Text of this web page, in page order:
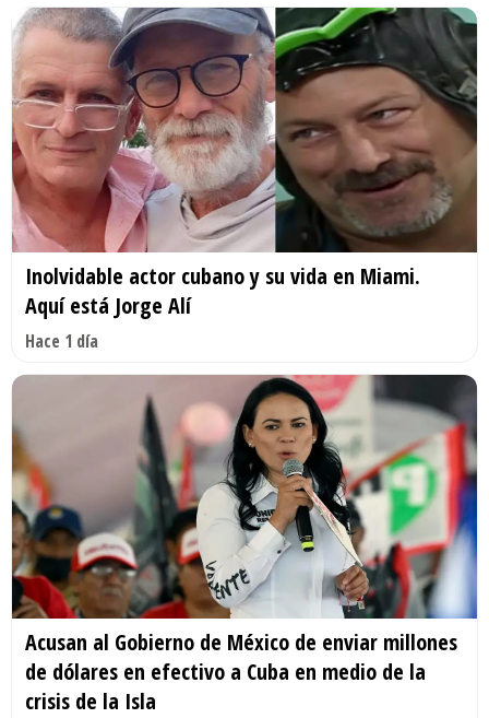
Inolvidable actor cubano y su vida en Miami.
Aquí está Jorge Alí
Hace 1 día
Acusan al Gobierno de México de enviar millones
de dólares en efectivo a Cuba en medio de la
crisis de la Isla